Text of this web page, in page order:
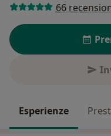
66
Esperienze